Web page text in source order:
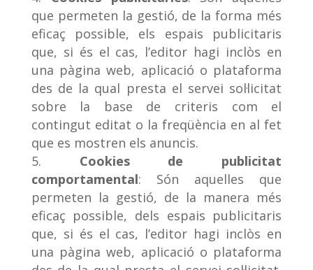
que permeten la gestió, de la forma més
eficaç possible, els espais publicitaris
que, si és el cas, l’editor hagi inclòs en
una pàgina web, aplicació o plataforma
des de la qual presta el servei sol·licitat
sobre la base de criteris com el
contingut editat o la freqüència en al fet
que es mostren els anuncis.
Cookies de publicitat
comportamental: Són aquelles que
permeten la gestió, de la manera més
eficaç possible, dels espais publicitaris
que, si és el cas, l’editor hagi inclòs en
una pàgina web, aplicació o plataforma